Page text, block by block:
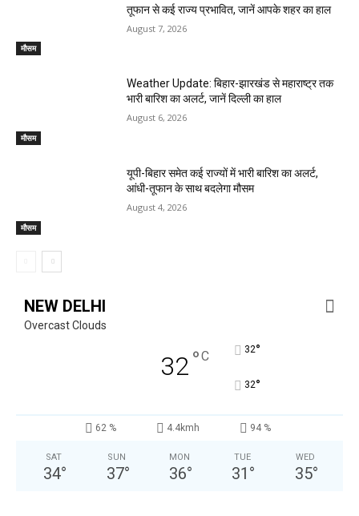
मौसम
तूफान से कई राज्य प्रभावित, जानें आपके शहर का हाल
August 7, 2026
मौसम
Weather Update: बिहार-झारखंड से महाराष्ट्र तक
भारी बारिश का अलर्ट, जानें दिल्ली का हाल
August 6, 2026
मौसम
यूपी-बिहार समेत कई राज्यों में भारी बारिश का अलर्ट,
आंधी-तूफान के साथ बदलेगा मौसम
August 4, 2026
NEW DELHI
Overcast Clouds
32°C 32°
32°
62 % 4.4kmh 94 %
SAT
34°
SUN
37°
MON
36°
TUE
31 °
WED
35°